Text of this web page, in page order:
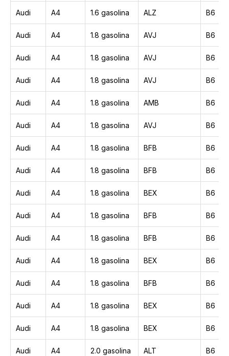
Audi A4 1.6 gasolina ALZ B6
Audi A4 1.8 gasolina AVJ B6
Audi A4 1.8 gasolina AVJ B6
Audi A4 1.8 gasolina AVJ B6
Audi A4 1.8 gasolina AMB B6
Audi A4 1.8 gasolina AVJ B6
Audi A4 1.8 gasolina BFB B6
Audi A4 1.8 gasolina BFB B6
Audi A4 1.8 gasolina BEX B6
Audi A4 1.8 gasolina BFB B6
Audi A4 1.8 gasolina BFB B6
Audi A4 1.8 gasolina BEX B6
Audi A4 1.8 gasolina BFB B6
Audi A4 1.8 gasolina BEX B6
Audi A4 1.8 gasolina BEX B6
Audi A4 2.0 gasolina ALT B6